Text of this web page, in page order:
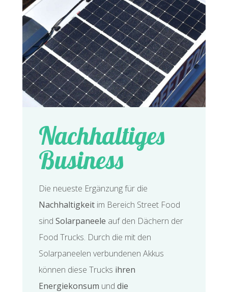
Nachhaltiges
Business
Die neueste Ergänzung für die
Nachhaltigkeit im Bereich Street Food
sind Solarpaneele auf den Dächern der
Food Trucks. Durch die mit den
Solarpaneelen verbundenen Akkus
können diese Trucks ihren
Energiekonsum und die